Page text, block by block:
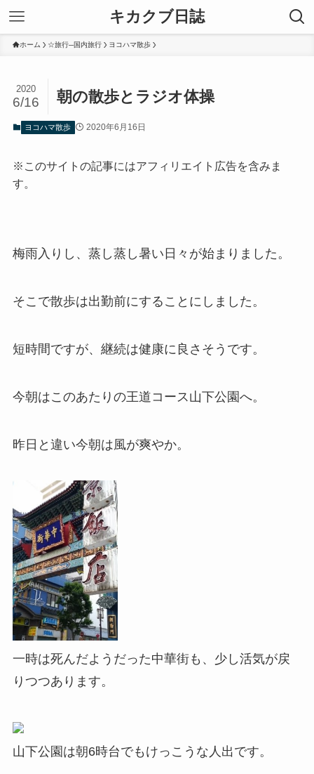
キカクブ日誌
ホーム ☆旅行─国内旅行 ヨコハマ散歩
朝の散歩とラジオ体操
2020
6/16
ヨコハマ散歩 2020年6月16日
※このサイトの記事にはアフィリエイト広告を含みま
す。
梅雨入りし、蒸し蒸し暑い日々が始まりました。
そこで散歩は出勤前にすることにしました。
短時間ですが、継続は健康に良さそうです。
今朝はこのあたりの王道コース山下公園へ。
昨日と違い今朝は風が爽やか。
一時は死んだようだった中華街も、少し活気が戻
りつつあります。
山下公園は朝6時台でもけっこうな人出です。